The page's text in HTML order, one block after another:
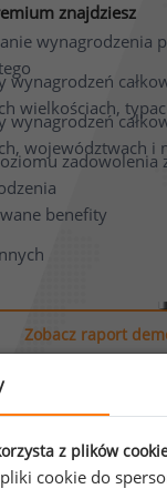
znajdziesz
wynagrodzenia
wynagrodzeń
wielkościach,
wynagrodzeń
województwach i
zadowolenia
benefity
Zobacz raport
z plików
cookie do